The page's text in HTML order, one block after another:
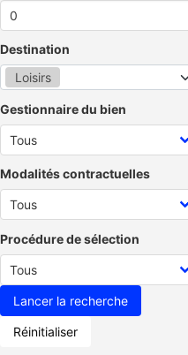
Destination
Loisirs
Gestionnaire du bien
Modalités contractuelles
Procédure de sélection
Réinitialiser